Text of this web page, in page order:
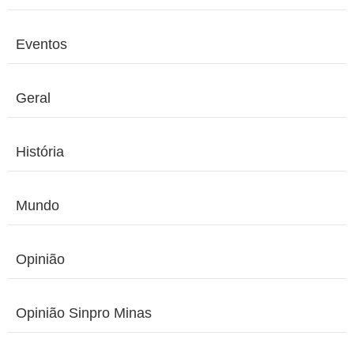
Eventos
Geral
História
Mundo
Opinião
Opinião Sinpro Minas